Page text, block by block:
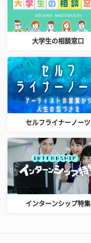
大学生の相談窓口
セルフライナーノーツ
インターンシップ特集